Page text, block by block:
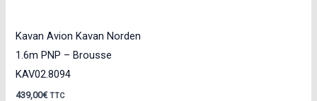
Kavan Avion Kavan Norden
1.6m PNP – Brousse
KAV02.8094
439,00€ TTC